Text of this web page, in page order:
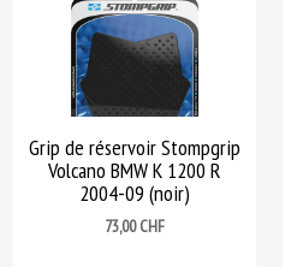
Grip de réservoir Stompgrip
Volcano BMW K 1200 R
2004-09 (noir)
Prix
73,00 CHF